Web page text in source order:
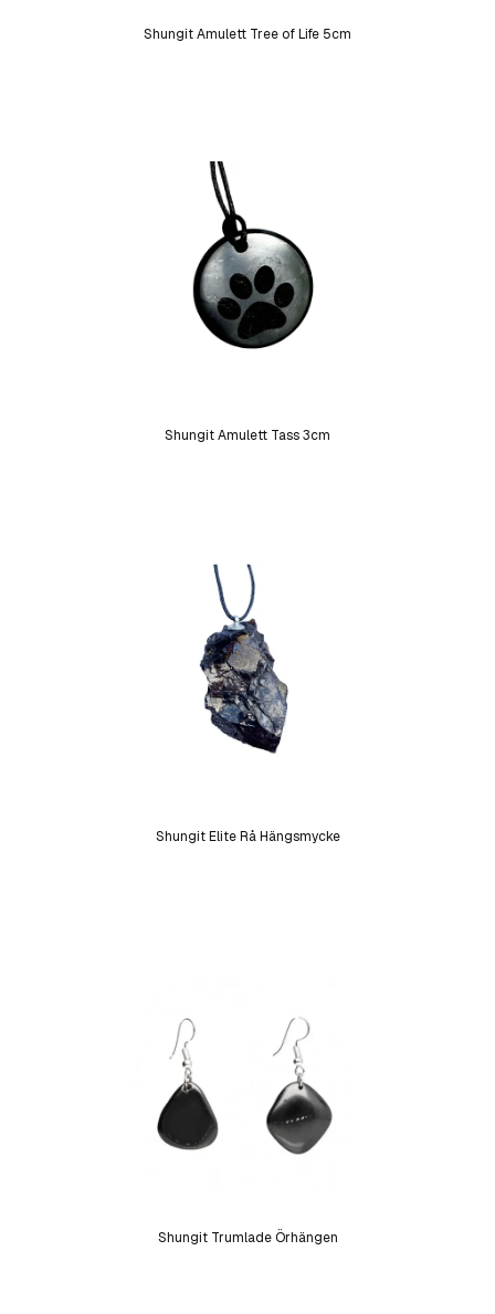
Shungit Amulett Tree of Life 5cm
Shungit Amulett Tass 3cm
Shungit Elite Rå Hängsmycke
Shungit Trumlade Örhängen